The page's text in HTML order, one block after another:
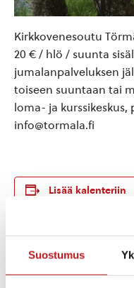
Suostumus
Kirkkovenesoutu
20 € / hlö / suunta
jumalanpalveluksen
toiseen suuntaan tai
loma- ja kurssikeskus,
info@tormala.fi
Lisää kalenteriin
TIEDOT